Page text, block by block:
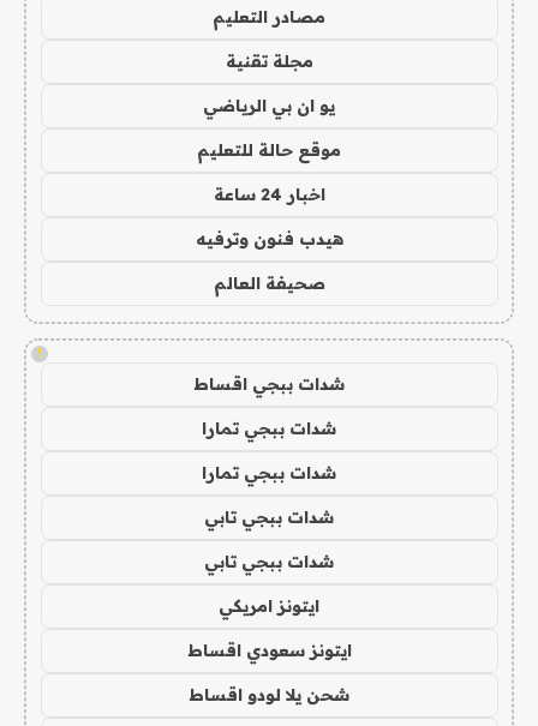
مصادر التعليم
مجلة تقنية
يو ان بي الرياضي
موقع حالة للتعليم
اخبار 24 ساعة
هيدب فنون وترفيه
صحيفة العالم
!
شدات ببجي اقساط
شدات ببجي تمارا
شدات ببجي تمارا
شدات ببجي تابي
شدات ببجي تابي
ايتونز امريكي
ايتونز سعودي اقساط
شحن يلا لودو اقساط